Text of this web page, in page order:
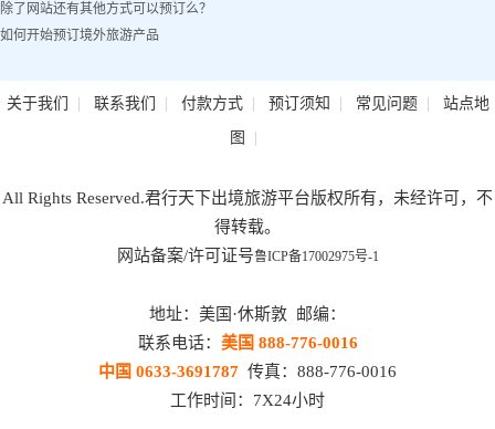
除了网站还有其他方式可以预订么？
如何开始预订境外旅游产品
关于我们 | 联系我们 | 付款方式| 预订须知 | 常见问题| 站点地
图 |
All Rights Reserved.君行天下出境旅游平台版权所有，未经许可，不
得转载。
网站备案/许可证号鲁ICP备17002975号-1
地址：美国·休斯敦 邮编：
联系电话： 美国 888-776-0016
中国 0633-3691787 传真：888-776-0016
工作时间：7X24小时